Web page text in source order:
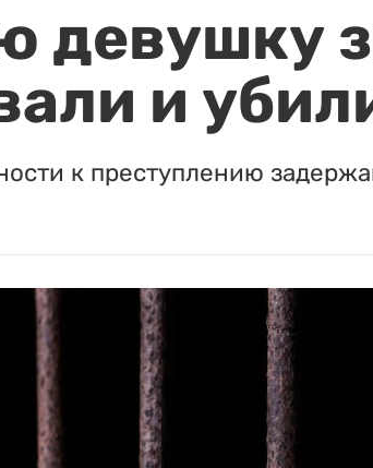
девушку
и
к преступлению